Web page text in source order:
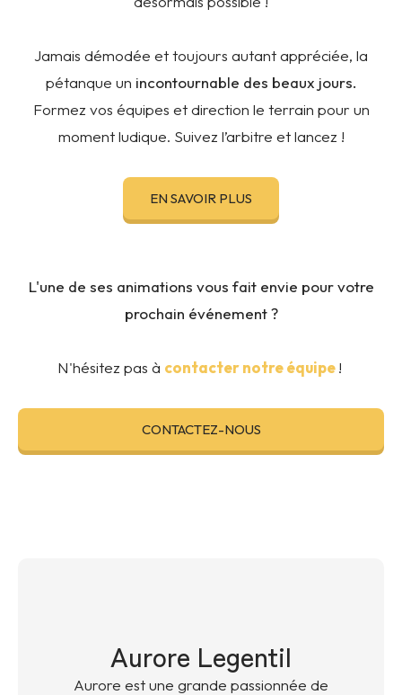
Jamais démodée et toujours autant appréciée, la
pétanque un incontournable des beaux jours.
Formez vos équipes et direction le terrain pour un
moment ludique. Suivez l’arbitre et lancez !
EN SAVOIR PLUS
L'une de ses animations vous fait envie pour votre
prochain événement ?
N'hésitez pas à contacter notre équipe!
CONTACTEZ-NOUS
Aurore Legentil
Aurore est une grande passionnée de